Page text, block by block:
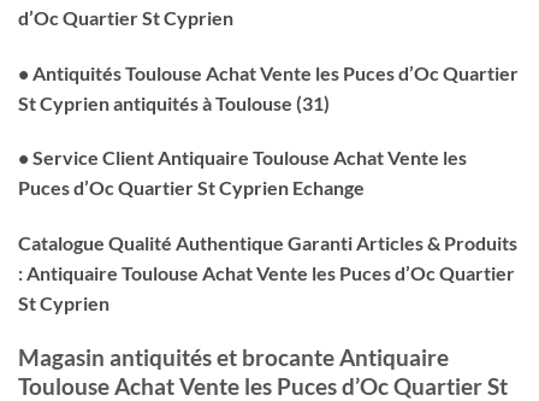
d’Oc Quartier St Cyprien
• Antiquités Toulouse Achat Vente les Puces d’Oc Quartier
St Cyprien antiquités à Toulouse (31)
• Service Client Antiquaire Toulouse Achat Vente les
Puces d’Oc Quartier St Cyprien Echange
Catalogue Qualité Authentique Garanti Articles & Produits
: Antiquaire Toulouse Achat Vente les Puces d’Oc Quartier
St Cyprien
Magasin antiquités et brocante Antiquaire
Toulouse Achat Vente les Puces d’Oc Quartier St